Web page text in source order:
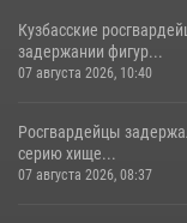
Кузбасские
задержании фигур...
07 августа 2026, 10:40
Росгвардейцы
серию хище...
07 августа 2026, 08:37